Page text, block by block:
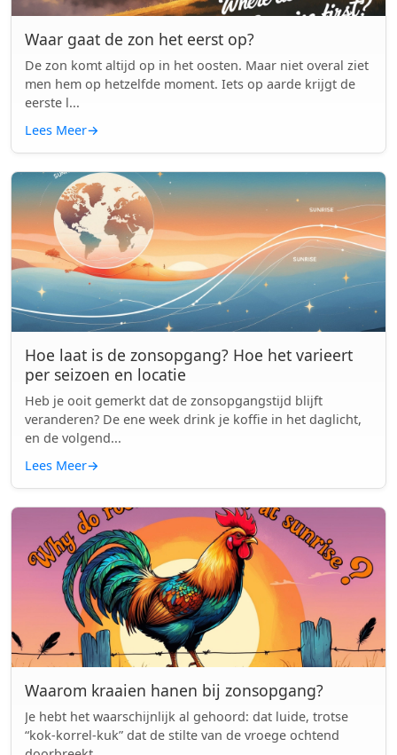
Waar gaat de zon het eerst op?
De zon komt altijd op in het oosten. Maar niet overal ziet
men hem op hetzelfde moment. Iets op aarde krijgt de
eerste l...
Lees Meer→
Hoe laat is de zonsopgang? Hoe het varieert
per seizoen en locatie
Heb je ooit gemerkt dat de zonsopgangstijd blijft
veranderen? De ene week drink je koffie in het daglicht,
en de volgend...
Lees Meer→
Waarom kraaien hanen bij zonsopgang?
Je hebt het waarschijnlijk al gehoord: dat luide, trotse
“kok-korrel-kuk” dat de stilte van de vroege ochtend